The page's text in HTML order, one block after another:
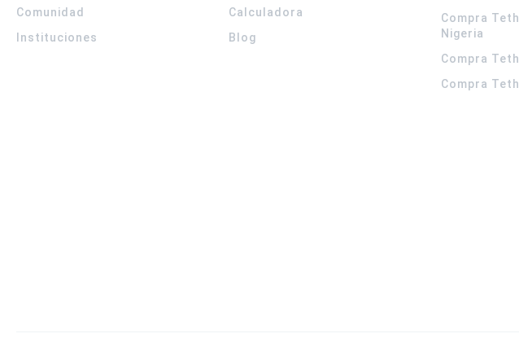
Comunidad
Instituciones
Calculadora
Blog
Compra
Nigeria
Compra
Compra